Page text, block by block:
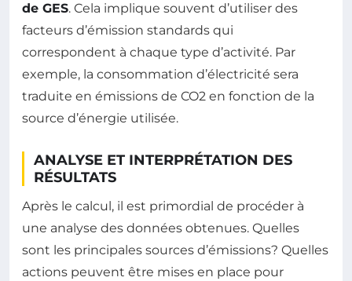
de GES. Cela implique souvent d’utiliser des
facteurs d’émission standards qui
correspondent à chaque type d’activité. Par
exemple, la consommation d’électricité sera
traduite en émissions de CO2 en fonction de la
source d’énergie utilisée.
ANALYSE ET INTERPRÉTATION DES
RÉSULTATS
Après le calcul, il est primordial de procéder à
une analyse des données obtenues. Quelles
sont les principales sources d’émissions? Quelles
actions peuvent être mises en place pour